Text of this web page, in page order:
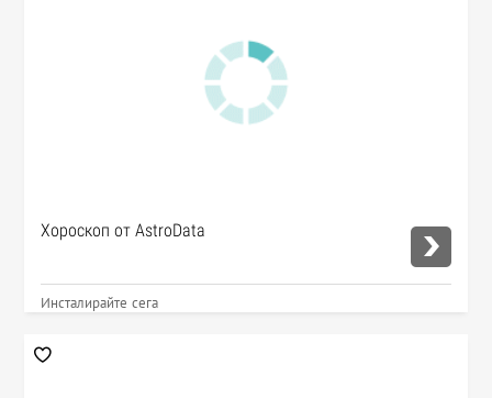
Хороскоп от AstroData
Инсталирайте сега